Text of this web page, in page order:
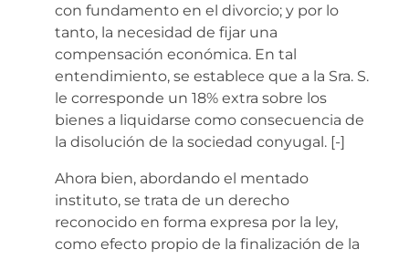
con fundamento en el divorcio; y por lo
tanto, la necesidad de fijar una
compensación económica. En tal
entendimiento, se establece que a la Sra. S.
le corresponde un 18% extra sobre los
bienes a liquidarse como consecuencia de
la disolución de la sociedad conyugal. [-]
Ahora bien, abordando el mentado
instituto, se trata de un derecho
reconocido en forma expresa por la ley,
como efecto propio de la finalización de la